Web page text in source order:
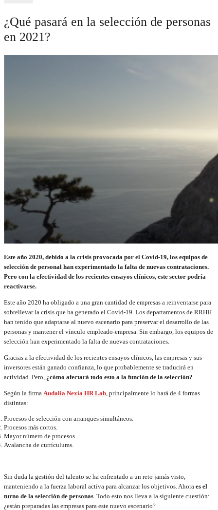
¿Qué pasará en la selección de personas
en 2021?
Este año 2020, debido a la crisis provocada por el Covid-19, los equipos de
selección de personal han experimentado la falta de nuevas contrataciones.
Pero con la efectividad de los recientes ensayos clínicos, este sector podría
reactivarse.
Este año 2020 ha obligado a una gran cantidad de empresas a reinventarse para
sobrellevar la crisis que ha generado el Covid-19. Los departamentos de RRHH
han tenido que adaptarse al nuevo escenario para preservar el desarrollo de las
personas y mantener el vínculo empleado-empresa. Sin embargo, los equipos de
selección han experimentado la falta de nuevas contrataciones.
Gracias a la efectividad de los recientes ensayos clínicos, las empresas y sus
inversores están ganado confianza, lo que probablemente se traducirá en
actividad. Pero, ¿cómo afectará todo esto a la función de la selección?
Según la firma Audalia Nexia HR Lab, principalmente lo hará de 4 formas
distintas:
Procesos de selección con arranques simultáneos.
Procesos más cortos.
Mayor número de procesos.
Avalancha de currículums.
Sin duda la gestión del talento se ha enfrentado a un reto jamás visto,
manteniendo a la fuerza laboral activa para alcanzar los objetivos. Ahora es el
turno de la selección de personas . Todo esto nos lleva a la siguiente cuestión:
¿están preparadas las empresas para este nuevo escenario?